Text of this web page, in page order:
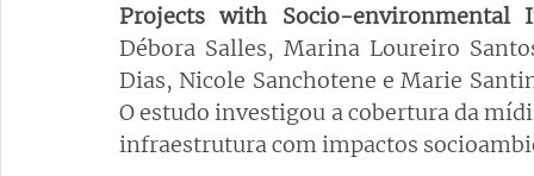
Projects with Socio-environmental
Débora Salles, Marina Loureiro
Dias, Nicole Sanchotene e Marie
O estudo investigou a cobertura da
infraestrutura com impactos